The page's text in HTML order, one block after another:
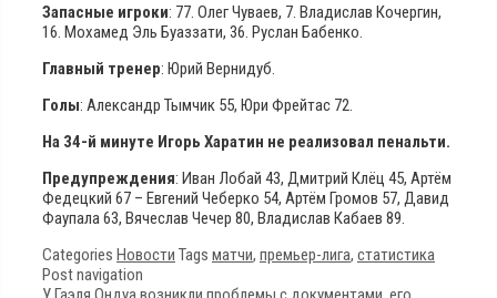
Запасные игроки: 77. Олег Чуваев, 7. Владислав Кочергин,
16. Мохамед Эль Буаззати, 36. Руслан Бабенко.
Главный тренер: Юрий Вернидуб.
Голы: Александр Тымчик 55, Юри Фрейтас 72.
На 34-й минуте Игорь Харатин не реализовал пенальти.
Предупреждения: Иван Лобай 43, Дмитрий Клёц 45, Артём
Федецкий 67 – Евгений Чеберко 54, Артём Громов 57, Давид
Фаупала 63, Вячеслав Чечер 80, Владислав Кабаев 89.
Categories Новости Tags матчи, премьер-лига, статистика
Post navigation